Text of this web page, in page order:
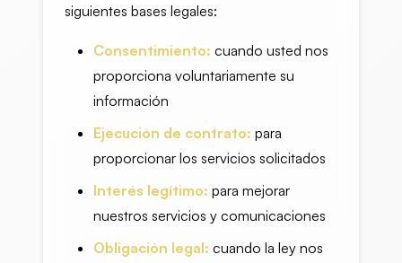
siguientes bases legales:
Consentimiento: cuando usted nos
proporciona voluntariamente su
información
Ejecución de contrato: para
proporcionar los servicios solicitados
Interés legítimo: para mejorar
nuestros servicios y comunicaciones
Obligación legal: cuando la ley nos